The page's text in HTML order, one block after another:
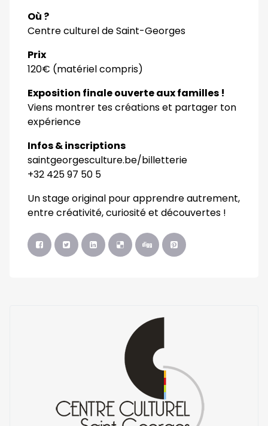
Où ?
Centre culturel de Saint-Georges
Prix
120€ (matériel compris)
Exposition finale ouverte aux familles !
Viens montrer tes créations et partager ton
expérience
Infos & inscriptions
saintgeorgesculture.be/billetterie
+32 425 97 50 5
Un stage original pour apprendre autrement,
entre créativité, curiosité et découvertes !